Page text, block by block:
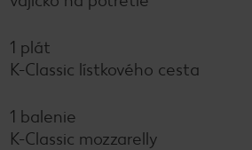
1 plát
K-Classic lístkového cesta
1 balenie
K-Classic mozzarelly